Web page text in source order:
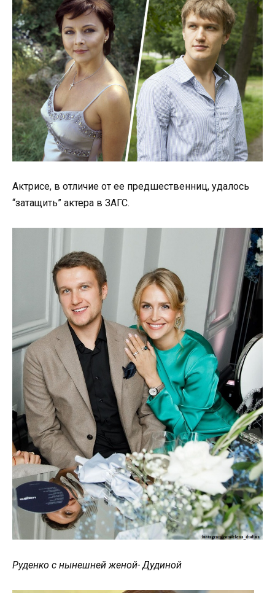
Актрисе, в отличие от ее предшественниц, удалось
“затащить” актера в ЗАГС.
Руденко с нынешней женой- Дудиной